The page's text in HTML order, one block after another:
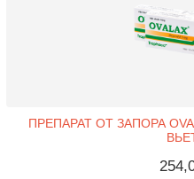
ПРЕПАРАТ ОТ ЗАПОРА